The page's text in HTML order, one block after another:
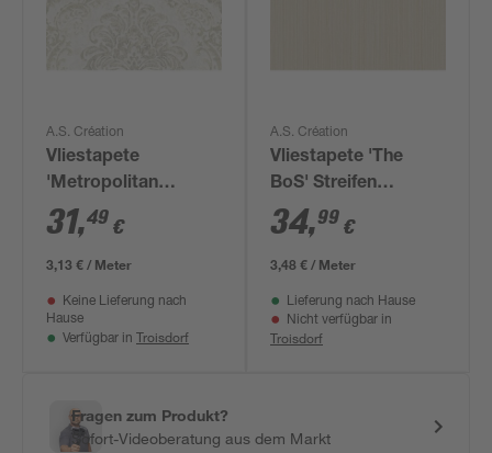
A.S. Création
Vliestapete
'Metropolitan
Stories Travel Styles'
Ornament
beige/goldfarben
31,49 €
3,13 € / Meter
Keine Lieferung nach
Hause
Verfügbar in Troisdorf
A.S. Création
Vliestapete 'The
BoS' Streifen
beige/goldfarben
0,53 x 10,05 m
34,99 €
3,48 € / Meter
Lieferung nach Hause
Nicht verfügbar in
Troisdorf
Fragen zum Produkt?
Sofort-Videoberatung aus dem Markt